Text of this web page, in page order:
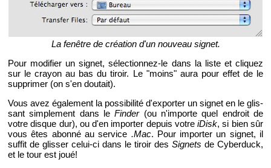
La fe­nêtre de créa­tion d'un nou­veau si­gnet.
Pour mo­di­fier un si­gnet, sé­lec­tion­nez-le dans la liste et cli­quez
sur le crayon au bas du ti­roir. Le "moins" aura pour effet de le
sup­pri­mer (on s'en dou­tait).
Vous avez éga­le­ment la pos­si­bi­lité d'ex­por­ter un si­gnet en le glis­
sant sim­ple­ment dans leFin­der(ou n'im­porte quel en­droit de
votre disque dur), ou d'en im­por­ter de­puis votreiDisk, si bien sûr
vous êtes abonné au ser­vice .Mac. Pour im­por­ter un si­gnet, il
suf­fit de glis­ser ce­lui-ci dans le ti­roir des Si­gnets de Cy­ber­duck,
et le tour est joué!